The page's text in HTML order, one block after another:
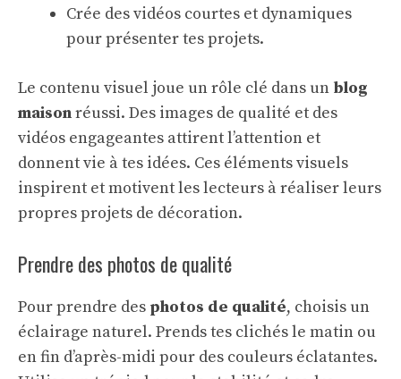
Crée des vidéos courtes et dynamiques
pour présenter tes projets.
Le contenu visuel joue un rôle clé dans un blog
maisonréussi. Des images de qualité et des
vidéos engageantes attirent l’attention et
donnent vie à tes idées. Ces éléments visuels
inspirent et motivent les lecteurs à réaliser leurs
propres projets de décoration.
Prendre des photos de qualité
Pour prendre des photos de qualité, choisis un
éclairage naturel. Prends tes clichés le matin ou
en fin d’après-midi pour des couleurs éclatantes.